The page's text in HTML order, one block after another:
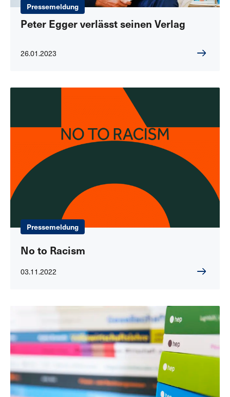
Pressemeldung
Peter Egger verlässt seinen Verlag
26.01.2023
Pressemeldung
No to Racism
03.11.2022